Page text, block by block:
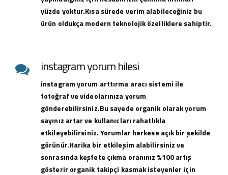
yüzde yoktur.Kısa sürede verim alabileceğiniz bu
ürün oldukça modern teknolojik özelliklere sahiptir.
instagram yorum hilesi
instagram yorum arttırma aracı sistemi ile
fotoğraf ve videolarınıza yorum
gönderebilirsiniz.Bu sayede organik olarak yorum
sayınız artar ve kullanıcları rahatlıkla
etkileyebilirsiniz. Yorumlar herkese açık bir şekilde
görünür.Harika bir etkileşim alabilirsiniz ve
sonrasında keşfete çıkma oranınız %100 artış
gösterir organik takipçi kasmak isteyenler için